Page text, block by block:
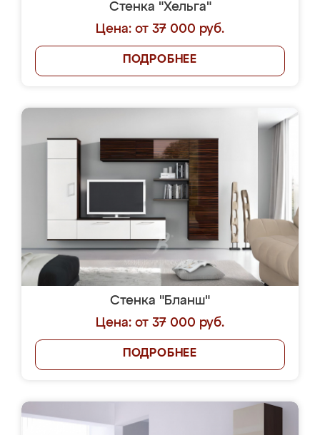
Стенка "Хельга"
Цена: от 37 000 руб.
ПОДРОБНЕЕ
Стенка "Бланш"
Цена: от 37 000 руб.
ПОДРОБНЕЕ